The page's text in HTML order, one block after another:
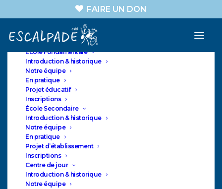
FAIRE UN DON
Nos sections
ASBL
École Fondamentale
Introduction & historique
Notre équipe
En pratique
Projet éducatif
Inscriptions
École Secondaire
Introduction & historique
Notre équipe
En pratique
Projet d’établissement
Inscriptions
Centre de jour
Introduction & historique
Notre équipe
ESCALPADE
Rails de portage pour
les kinés de l’école
Secondaire